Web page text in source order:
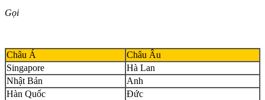
Gọi
Châu Á
Châu Âu
Singapore
Hà Lan
Nhật Bản
Anh
Hàn Quốc
Đức